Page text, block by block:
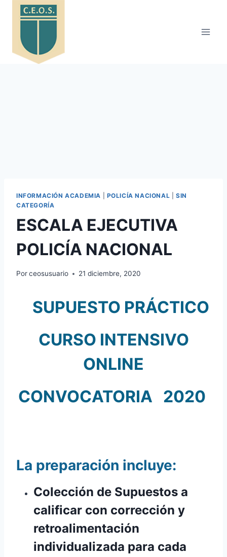
Saltar
INFORMACIÓN ACADEMIA POLICÍA NACIONAL |SIN
CATEGORÍA
ESCALA EJECUTIVA
POLICÍA NACIONAL
Porceosusuario 21 diciembre, 2020
SUPUESTO PRÁCTICO
CURSO INTENSIVO
ONLINE
CONVOCATORIA 2020
La preparación incluye:
Colección de Supuestos a
calificar con corrección y
retroalimentación
individualizada para cada